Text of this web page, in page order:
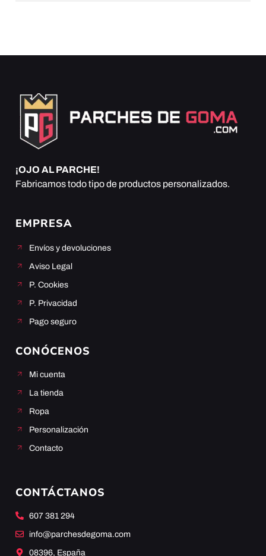
¡OJO AL PARCHE!
Fabricamos todo tipo de productos personalizados.
EMPRESA
Envíos y devoluciones
Aviso Legal
P. Cookies
P. Privacidad
Pago seguro
CONÓCENOS
Mi cuenta
La tienda
Ropa
Personalización
Contacto
CONTÁCTANOS
607 381 294
info@parchesdegoma.com
08396, España